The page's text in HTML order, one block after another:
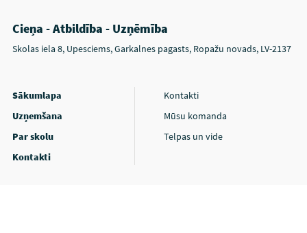
Cieņa - Atbildība - Uzņēmība
Skolas iela 8, Upesciems, Garkalnes pagasts, Ropažu novads, LV-2137
Sākumlapa
Uzņemšana
Par skolu
Kontakti
Kontakti
Mūsu komanda
Telpas un vide